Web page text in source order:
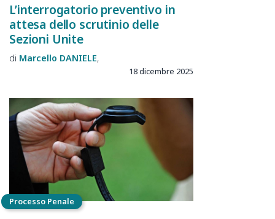
L’interrogatorio preventivo in
attesa dello scrutinio delle
Sezioni Unite
Marcello DANIELE
18 dicembre 2025
Processo Penale